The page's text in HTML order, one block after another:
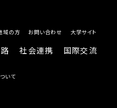
域の方 お問い合わせ 大学サイト
社会連携 国際交流
いて